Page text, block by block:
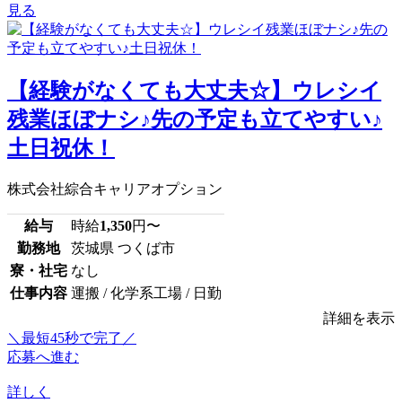
見る
【経験がなくても大丈夫☆】ウレシイ
残業ほぼナシ♪先の予定も立てやすい♪
土日祝休！
株式会社綜合キャリアオプション
給与 時給1,350円〜
勤務地
茨城県 つくば市
寮・社宅 なし
仕事内容 運搬 / 化学系工場 / 日勤
詳細を表示
＼最短45秒で完了／
応募へ進む
詳しく